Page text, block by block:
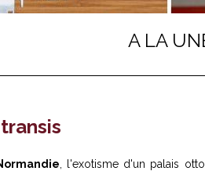
A LA
, l'exotisme d'un palais